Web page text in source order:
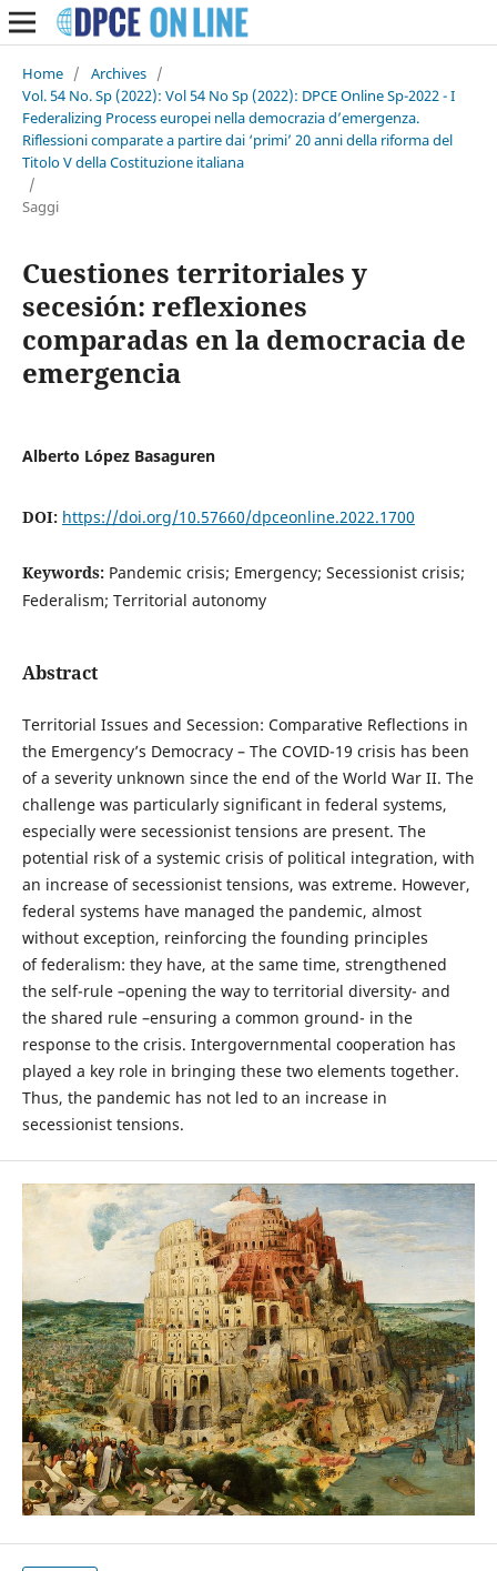
Home / Archives /
Vol. 54 No. Sp (2022): Vol 54 No Sp (2022): DPCE Online Sp-2022 - I
Federalizing Process europei nella democrazia d’emergenza.
Riflessioni comparate a partire dai ‘primi’ 20 anni della riforma del
Titolo V della Costituzione italiana
/
Saggi
Cuestiones territoriales y
secesión: reflexiones
comparadas en la democracia de
emergencia
Alberto López Basaguren
DOI: https://doi.org/10.57660/dpceonline.2022.1700
Keywords: Pandemic crisis; Emergency; Secessionist crisis;
Federalism; Territorial autonomy
Abstract
Territorial Issues and Secession: Comparative Reflections in
the Emergency’s Democracy – The COVID-19 crisis has been
of a severity unknown since the end of the World War II. The
challenge was particularly significant in federal systems,
especially were secessionist tensions are present. The
potential risk of a systemic crisis of political integration, with
an increase of secessionist tensions, was extreme. However,
federal systems have managed the pandemic, almost
without exception, reinforcing the founding principles
of federalism: they have, at the same time, strengthened
the self-rule –opening the way to territorial diversity- and
the shared rule –ensuring a common ground- in the
response to the crisis. Intergovernmental cooperation has
played a key role in bringing these two elements together.
Thus, the pandemic has not led to an increase in
secessionist tensions.